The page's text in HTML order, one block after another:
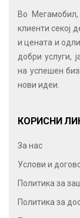
Во
клиенти секој
и цената и
добри услуги,
на успешен
нови идеи.
КОРИСНИ
За нас
Услови и
Политика за
Политика за